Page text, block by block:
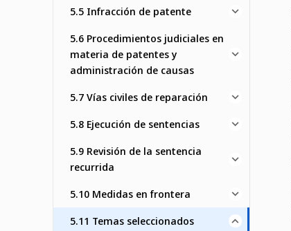
5.5 Infracción de patente
5.6 Procedimientos judiciales en
materia de patentes y
administración de causas
5.7 Vías civiles de reparación
5.8 Ejecución de sentencias
5.9 Revisión de la sentencia
recurrida
5.10 Medidas en frontera
5.11 Temas seleccionados